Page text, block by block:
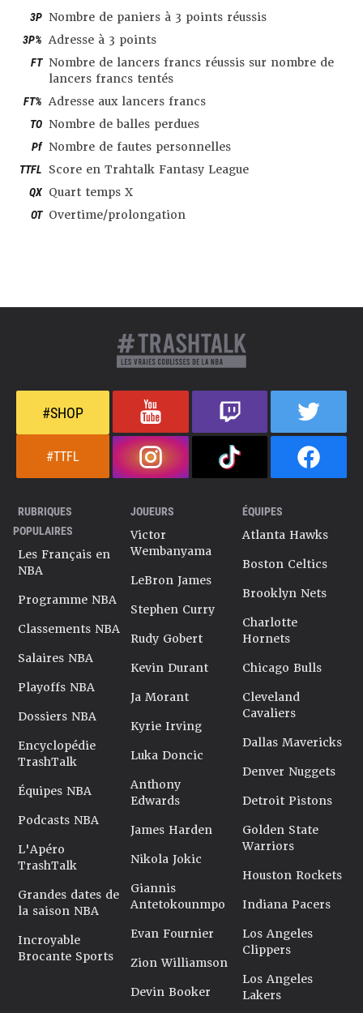
3P Nombre de paniers à 3 points réussis
3P% Adresse à 3 points
FT Nombre de lancers francs réussis sur nombre de
lancers francs tentés
FT% Adresse aux lancers francs
TO Nombre de balles perdues
Pf Nombre de fautes personnelles
TTFL Score en Trahtalk Fantasy League
QX Quart temps X
OT Overtime/prolongation
#SHOP
#TTFL
RUBRIQUES
POPULAIRES
Les Français en
NBA
Programme NBA
Classements NBA
Salaires NBA
Playoffs NBA
Dossiers NBA
Encyclopédie
TrashTalk
Équipes NBA
Podcasts NBA
L'Apéro
TrashTalk
Grandes dates de
la saison NBA
Incroyable
Brocante Sports
JOUEURS
Victor
Wembanyama
LeBron James
Stephen Curry
Rudy Gobert
Kevin Durant
Ja Morant
Kyrie Irving
Luka Doncic
Anthony
Edwards
James Harden
Nikola Jokic
Giannis
Antetokounmpo
Evan Fournier
Zion Williamson
Devin Booker
ÉQUIPES
Atlanta Hawks
Boston Celtics
Brooklyn Nets
Charlotte
Hornets
Chicago Bulls
Cleveland
Cavaliers
Dallas Mavericks
Denver Nuggets
Detroit Pistons
Golden State
Warriors
Houston Rockets
Indiana Pacers
Los Angeles
Clippers
Los Angeles
Lakers